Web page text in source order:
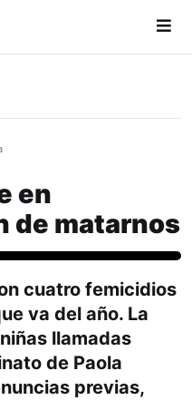
en
de matarnos
cuatro femicidios
va del año. La
llamadas
de Paola
previas,